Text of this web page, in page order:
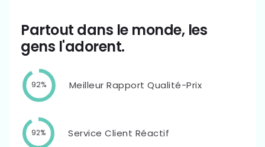
Partout dans le monde, les
gens l'adorent.
92% Meilleur Rapport Qualité-Prix
92% Service Client Réactif